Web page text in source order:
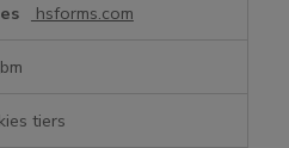
hsforms.com
tiers